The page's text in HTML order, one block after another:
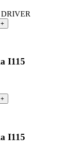
DRIVER
+
I115
+
I115